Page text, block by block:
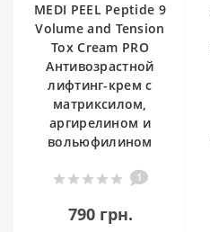
MEDI PEEL Peptide 9
Volume and Tension
Tox Cream PRO
Антивозрастной
лифтинг-крем с
матриксилом,
аргирелином и
вольюфилином
1
790 грн.